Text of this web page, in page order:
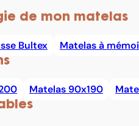
de mon matelas
Bultex Matelas à
Matelas 90x190